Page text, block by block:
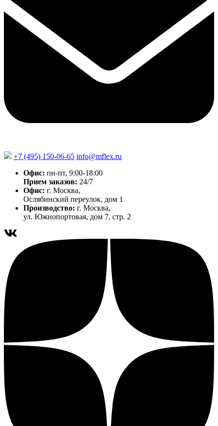
+7 (495) 150-06-65 info@mflex.ru
Офис: пн-пт, 9:00-18:00
Прием заказов: 24/7
Офис: г. Москва,
Ослябинский переулок, дом 1
Производство: г. Москва,
ул. Южнопортовая, дом 7, стр. 2